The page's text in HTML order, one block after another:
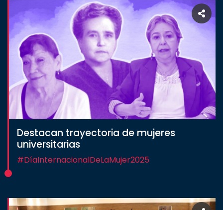
Destacan trayectoria de mujeres
universitarias
#DíaInternacionalDeLaMujer2025